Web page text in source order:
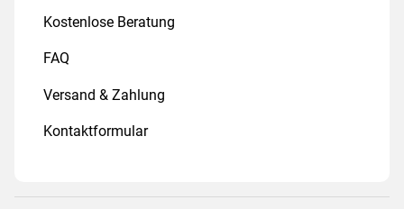
Kostenlose Beratung
FAQ
Versand & Zahlung
Kontaktformular